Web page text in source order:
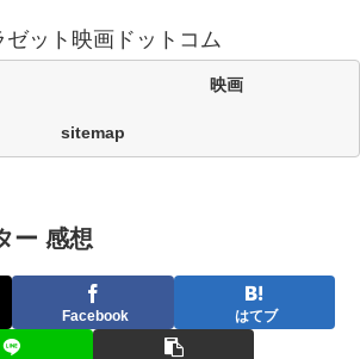
ゼット映画ドットコム
映画
sitemap
ー 感想
Facebook はてブ